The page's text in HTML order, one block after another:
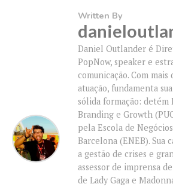
Written By
Daniel Outlander é
PopNow, speaker e
comunicação. Com mais
atuação, fundamenta
sólida formação:
Branding e Growth
pela Escola de
Barcelona (ENEB).
a gestão de crises e
assessor de imprensa
de Lady Gaga e